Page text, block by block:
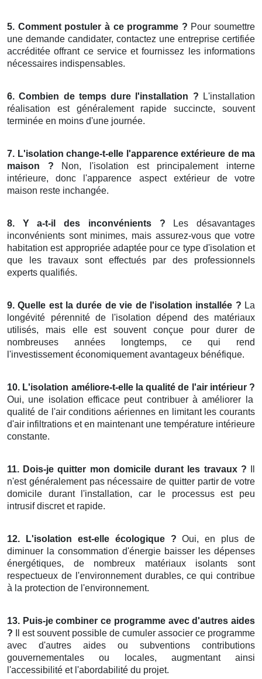
5. Comment postuler à ce programme ? Pour soumettre
une demande candidater, contactez une entreprise certifiée
accréditée offrant ce service et fournissez les informations
nécessaires indispensables.
6. Combien de temps dure l'installation ? L'installation
réalisation est généralement rapide succincte, souvent
terminée en moins d'une journée.
7. L'isolation change-t-elle l'apparence extérieure de ma
maison ? Non, l'isolation est principalement interne
intérieure, donc l'apparence aspect extérieur de votre
maison reste inchangée.
8. Y a-t-il des inconvénients ? Les désavantages
inconvénients sont minimes, mais assurez-vous que votre
habitation est appropriée adaptée pour ce type d'isolation et
que les travaux sont effectués par des professionnels
experts qualifiés.
9. Quelle est la durée de vie de l'isolation installée ? La
longévité pérennité de l'isolation dépend des matériaux
utilisés, mais elle est souvent conçue pour durer de
nombreuses années longtemps, ce qui rend
l'investissement économiquement avantageux bénéfique.
10. L'isolation améliore-t-elle la qualité de l'air intérieur ?
Oui, une isolation efficace peut contribuer à améliorer la
qualité de l'air conditions aériennes en limitant les courants
d'air infiltrations et en maintenant une température intérieure
constante.
11. Dois-je quitter mon domicile durant les travaux ?
n'est généralement pas nécessaire de quitter partir de votre
domicile durant l'installation, car le processus est peu
intrusif discret et rapide.
12. L'isolation est-elle écologique ? Oui, en plus de
diminuer la consommation d'énergie baisser les dépenses
énergétiques, de nombreux matériaux isolants sont
respectueux de l'environnement durables, ce qui contribue
à la protection de l'environnement.
13. Puis-je combiner ce programme avec d'autres aides
? Il est souvent possible de cumuler associer ce programme
avec d'autres aides ou subventions contributions
gouvernementales ou locales, augmentant ainsi
l'accessibilité et l'abordabilité du projet.